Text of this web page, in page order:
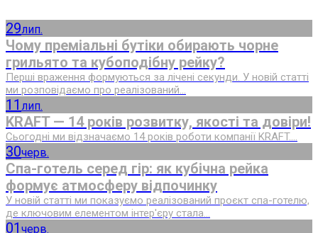
29лип.
Чому преміальні бутіки обирають чорне
грильято та кубоподібну рейку?
Перші враження формуються за лічені секунди. У новій статті
ми розповідаємо про реалізований...
11 лип.
KRAFT — 14 років розвитку, якості та довіри!
Сьогодні ми відзначаємо 14 років роботи компанії KRAFT....
30черв.
Спа-готель серед гір: як кубічна рейка
формує атмосферу відпочинку
У новій статті ми показуємо реалізований проєкт спа-готелю,
де ключовим елементом інтер'єру стала...
01 черв.